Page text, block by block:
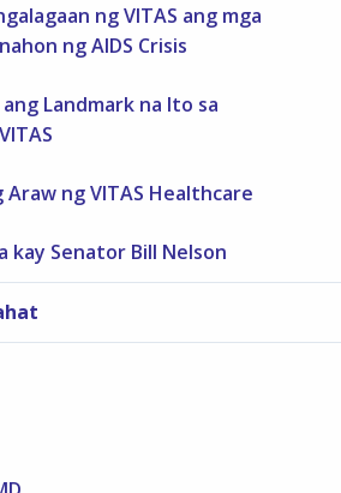
ng VITAS ang mga
ng AIDS Crisis
Landmark na Ito sa
Araw ng VITAS Healthcare
kay Senator Bill Nelson